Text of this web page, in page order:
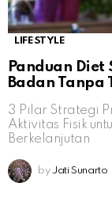
LIFESTYLE
Panduan Diet
Badan Tanpa
3 Pilar Strategi
Aktivitas Fisik
Berkelanjutan
by Jati Sunarto